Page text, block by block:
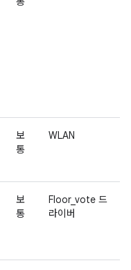
보
통
WLAN
보
통
Floor_vote 드
라이버